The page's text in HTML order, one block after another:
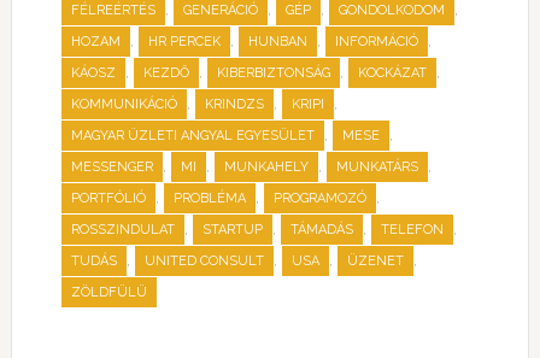
FÉLREÉRTÉS , GENERÁCIÓ , GÉP , GONDOLKODOM ,
HOZAM , HR PERCEK , HUNBAN , INFORMÁCIÓ ,
KÁOSZ , KEZDŐ , KIBERBIZTONSÁG , KOCKÁZAT ,
KOMMUNIKÁCIÓ , KRINDZS , KRIPI ,
MAGYAR ÜZLETI ANGYAL EGYESÜLET , MESE ,
MESSENGER , MI , MUNKAHELY , MUNKATÁRS ,
PORTFÓLIÓ , PROBLÉMA , PROGRAMOZÓ ,
ROSSZINDULAT , STARTUP , TÁMADÁS , TELEFON ,
TUDÁS , UNITED CONSULT , USA , ÜZENET ,
ZÖLDFÜLÜ